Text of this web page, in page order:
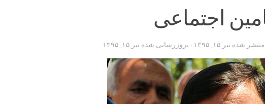
اجتماعی
منتشر شده تیر ۱۵, ۱۳۹۵ · بروزرسانی شده تیر ۱۵, ۱۳۹۵